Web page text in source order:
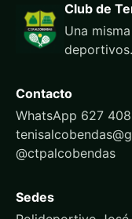
Club de
Una
deportivos.
Contacto
WhatsApp 627
@ctpalcobendas
Sedes